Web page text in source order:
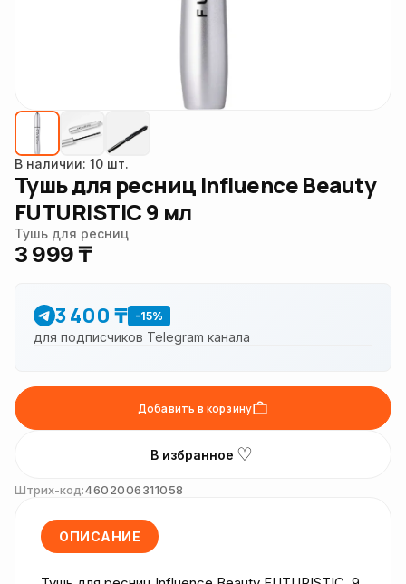
В наличии: 10 шт.
Тушь для ресниц Influence Beauty
FUTURISTIC 9 мл
Тушь для ресниц
3 999 ₸
3 400 ₸ -15%
для подписчиков Telegram канала
Добавить в корзину
В избранное ♡
Штрих-код:4602006311058
ОПИСАНИЕ